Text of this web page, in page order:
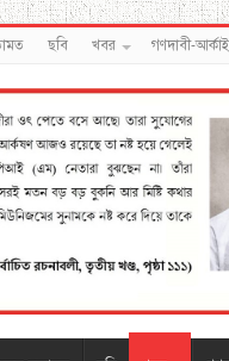
ছবি খবর গণদাবী-